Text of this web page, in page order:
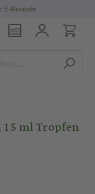
E-Rezepte
15 ml Tropfen